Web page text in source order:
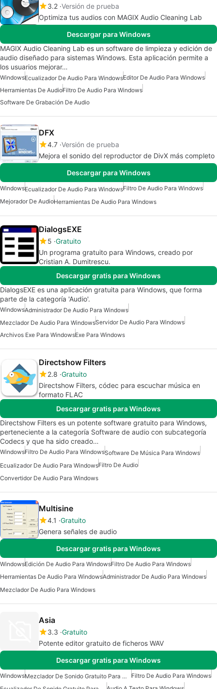
3.2 Versión de prueba
Optimiza tus audios con MAGIX Audio Cleaning Lab
Descargar para Windows
MAGIX Audio Cleaning Lab es un software de limpieza y edición de
audio diseñado para sistemas Windows. Esta aplicación permite a
los usuarios mejorar…
WindowsEcualizador De Audio Para WindowsEditor De Audio Para Windows
Herramientas De AudioFiltro De Audio Para Windows
Software De Grabación De Audio
DFX
4.7 Versión de prueba
Mejora el sonido del reproductor de DivX más completo
Descargar para Windows
WindowsEcualizador De Audio Para WindowsFiltro De Audio Para Windows
Mejorador De AudioHerramientas De Audio Para Windows
DialogsEXE
5 Gratuito
Un programa gratuito para Windows, creado por
Cristian A. Dumitrescu.
Descargar gratis para Windows
DialogsEXE es una aplicación gratuita para Windows, que forma
parte de la categoría 'Audio'.
WindowsAdministrador De Audio Para Windows
Mezclador De Audio Para WindowsServidor De Audio Para Windows
Archivos Exe Para WindowsExe Para Windows
Directshow Filters
2.8 Gratuito
Directshow Filters, códec para escuchar música en
formato FLAC
Descargar gratis para Windows
Directshow Filters es un potente software gratuito para Windows,
perteneciente a la categoría Software de audio con subcategoría
Codecs y que ha sido creado…
WindowsFiltro De Audio Para WindowsSoftware De Música Para Windows
Ecualizador De Audio Para WindowsFiltro De Audio
Convertidor De Audio Para Windows
Multisine
4.1 Gratuito
Genera señales de audio
Descargar gratis para Windows
WindowsEdición De Audio Para WindowsFiltro De Audio Para Windows
Herramientas De Audio Para WindowsAdministrador De Audio Para Windows
Mezclador De Audio Para Windows
Asia
3.3 Gratuito
Potente editor gratuito de ficheros WAV
Descargar gratis para Windows
Windows Mezclador De Sonido Gratuito Para Windows
Filtro De Audio Para Windows